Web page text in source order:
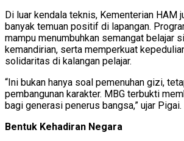
Di luar kendala teknis, Kementerian HAM
banyak temuan positif di lapangan.
mampu menumbuhkan semangat belajar
kemandirian, serta memperkuat
solidaritas di kalangan pelajar.
“Ini bukan hanya soal pemenuhan gizi,
pembangunan karakter. MBG terbukti
bagi generasi penerus bangsa,” ujar Pigai.
Bentuk Kehadiran Negara